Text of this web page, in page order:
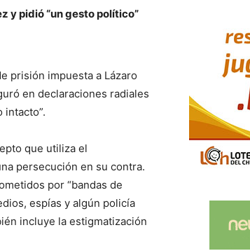
y pidió “un gesto político”
prisión impuesta a Lázaro
en declaraciones radiales
intacto”.
que utiliza el
persecución en su contra.
por “bandas de
espías y algún policía
incluye la estigmatización